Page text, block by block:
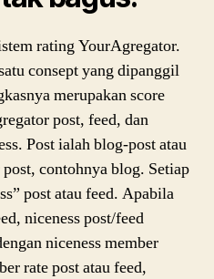
rating YourAgregator.
consept yang dipanggil
merupakan score
post, feed, dan
Post ialah blog-post atau
contohnya blog. Setiap
post atau feed. Apabila
niceness post/feed
niceness member
rate post atau feed,